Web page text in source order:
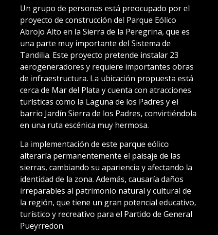
Un grupo de personas está preocupado por el
proyecto de construcción del Parque Eólico
Abrojo Alto en la Sierra de la Peregrina, que es
una parte muy importante del Sistema de
Tandilia. Este proyecto pretende instalar 23
aerogeneradores y requiere importantes obras
de infraestructura. La ubicación propuesta está
cerca de Mar del Plata y cuenta con atracciones
turísticas como la Laguna de los Padres y el
barrio Jardín Sierra de los Padres, convirtiéndola
en una ruta escénica muy hermosa.
La implementación de este parque eólico
alteraría permanentemente el paisaje de las
sierras, cambiando su apariencia y afectando la
identidad de la zona. Además, causaría daños
irreparables al patrimonio natural y cultural de
la región, que tiene un gran potencial educativo,
turístico y recreativo para el Partido de General
Pueyrredon.